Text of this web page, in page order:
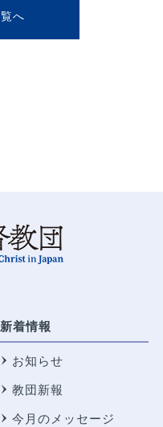
新着情報
お知らせ
教団新報
今月のメッセージ